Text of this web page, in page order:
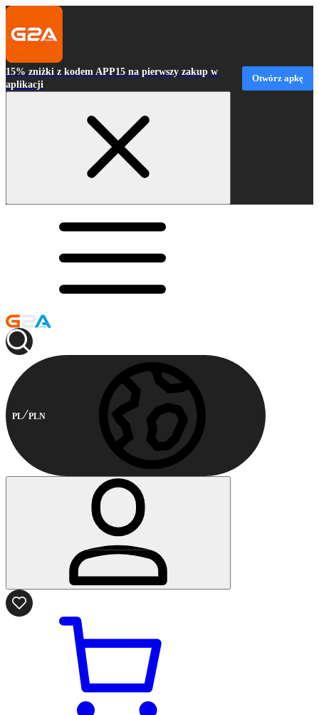
15% zniżki z kodem APP15 na pierwszy zakup w
aplikacji
Otwórz apkę
PL PLN